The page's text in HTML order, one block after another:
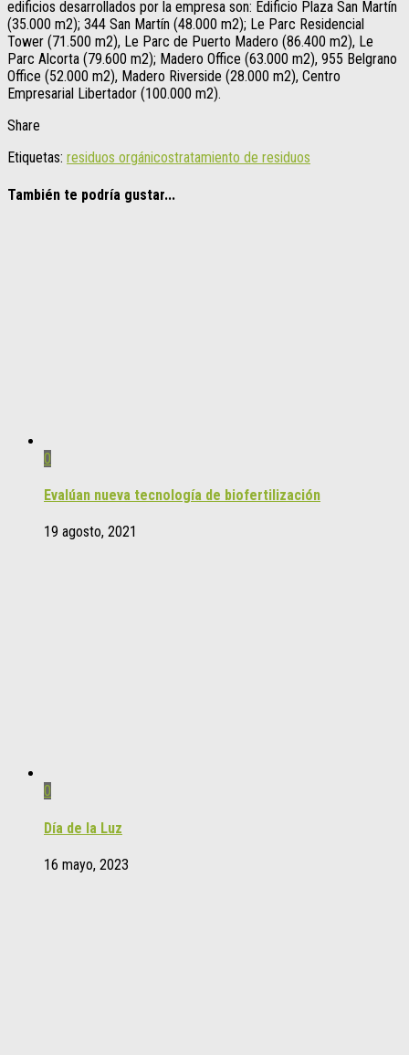
edificios desarrollados por la empresa son: Edificio Plaza San Martín
(35.000 m2); 344 San Martín (48.000 m2); Le Parc Residencial
Tower (71.500 m2), Le Parc de Puerto Madero (86.400 m2), Le
Parc Alcorta (79.600 m2); Madero Office (63.000 m2), 955 Belgrano
Office (52.000 m2), Madero Riverside (28.000 m2), Centro
Empresarial Libertador (100.000 m2).
Share
Etiquetas: residuos orgánicostratamiento de residuos
También te podría gustar...
0
Evalúan nueva tecnología de biofertilización
19 agosto, 2021
0
Día de la Luz
16 mayo, 2023